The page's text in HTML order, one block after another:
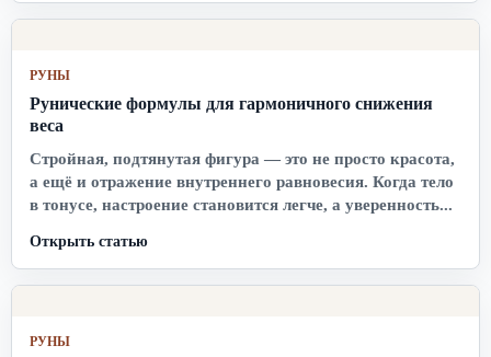
РУНЫ
Рунические формулы для гармоничного снижения
веса
Стройная, подтянутая фигура — это не просто красота,
а ещё и отражение внутреннего равновесия. Когда тело
в тонусе, настроение становится легче, а уверенность...
Открыть статью
РУНЫ